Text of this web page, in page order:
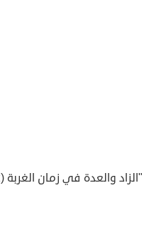
"الزاد والعدة في زمان الغربة (2)